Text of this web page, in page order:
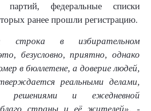
партий, федеральные списки
ранее прошли регистрацию.
строка в избирательном
безусловно, приятно, однако
в бюллетене, а доверие людей,
реальными делами,
решениями и ежедневной
страны и её жителей», -